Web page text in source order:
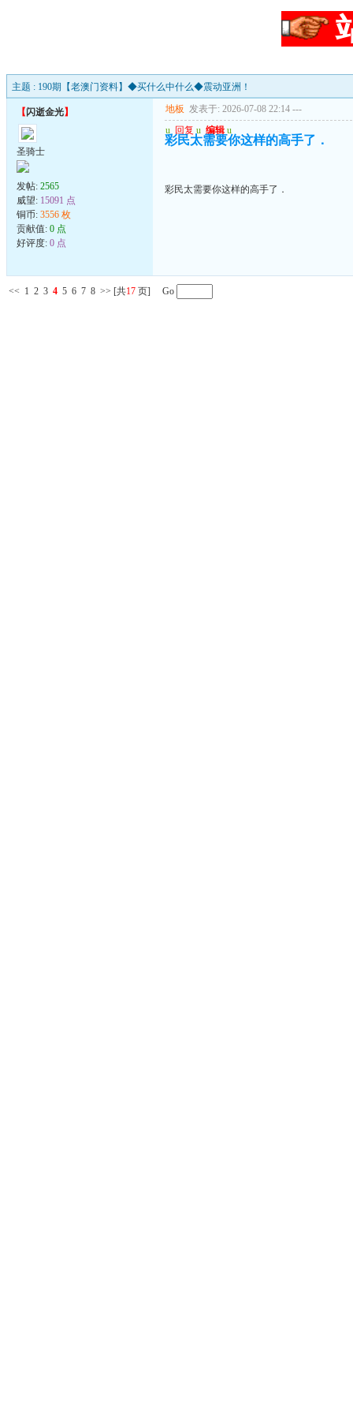
主题 : 190期【老澳门资料】◆买什么中什么◆震动亚洲！
【闪逝金光】
圣骑士
发帖: 2565
威望: 15091 点
铜币: 3556 枚
贡献值: 0 点
好评度: 0 点
地板 发表于: 2026-07-08 22:14 ---
u 回复 u 编辑 u
彩民太需要你这样的高手了．
彩民太需要你这样的高手了．
<< 1 2 3 4 5 6 7 8 >> [共17 页] Go